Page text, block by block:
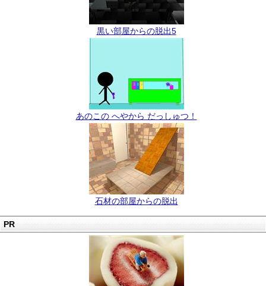
黒い部屋からの脱出5
あのこの へやから だっしゅつ！
石材の部屋からの脱出
PR